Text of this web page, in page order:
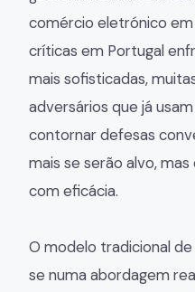
comércio eletrónico
críticas em Portugal
mais sofisticadas,
adversários que já
contornar defesas
mais se serão alvo,
com eficácia.
O modelo tradicional
se numa abordagem